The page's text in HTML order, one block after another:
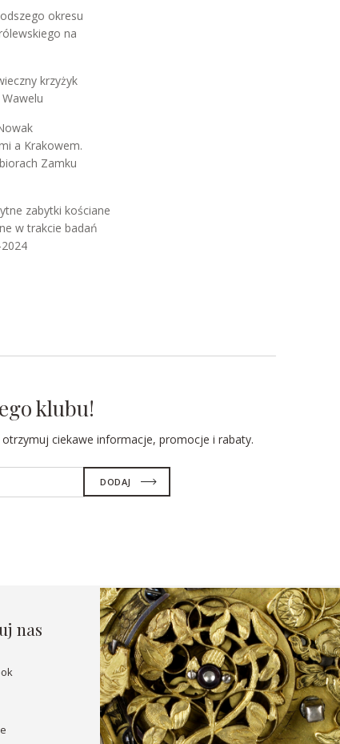
okresu
na
krzyżyk
a Krakowem.
Zamku
zabytki kościane
w trakcie badań
klubu!
otrzymuj ciekawe informacje, promocje i rabaty.
nas